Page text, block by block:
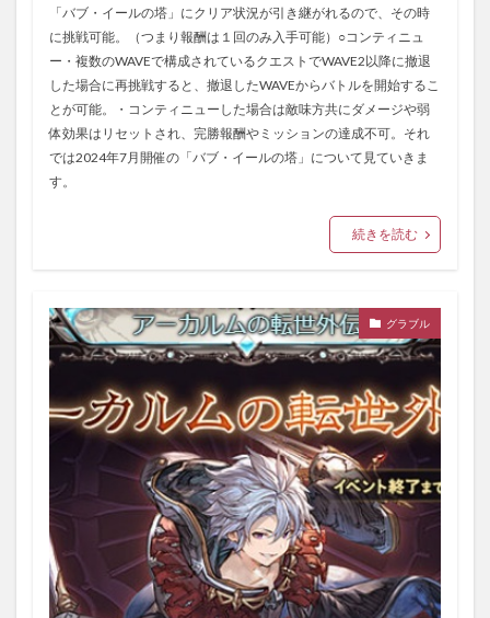
「バブ・イールの塔」にクリア状況が引き継がれるので、その時
に挑戦可能。（つまり報酬は１回のみ入手可能）○コンティニュ
ー・複数のWAVEで構成されているクエストでWAVE2以降に撤退
した場合に再挑戦すると、撤退したWAVEからバトルを開始するこ
とが可能。・コンティニューした場合は敵味方共にダメージや弱
体効果はリセットされ、完勝報酬やミッションの達成不可。それ
では2024年7月開催の「バブ・イールの塔」について見ていきま
す。
続きを読む
グラブル